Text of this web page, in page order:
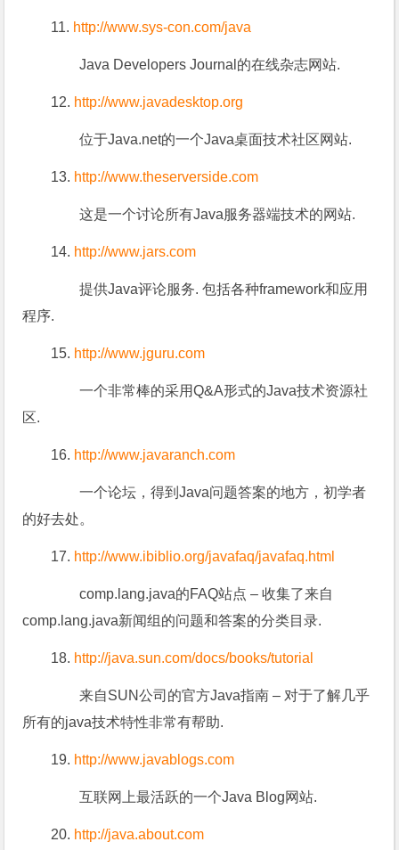
11. http://www.sys-con.com/java
Java Developers Journal的在线杂志网站.
12. http://www.javadesktop.org
位于Java.net的一个Java桌面技术社区网站.
13. http://www.theserverside.com
这是一个讨论所有Java服务器端技术的网站.
14. http://www.jars.com
提供Java评论服务. 包括各种framework和应用
程序.
15. http://www.jguru.com
一个非常棒的采用Q&A形式的Java技术资源社
区.
16. http://www.javaranch.com
一个论坛，得到Java问题答案的地方，初学者
的好去处。
17. http://www.ibiblio.org/javafaq/javafaq.html
comp.lang.java的FAQ站点 – 收集了来自
comp.lang.java新闻组的问题和答案的分类目录.
18. http://java.sun.com/docs/books/tutorial
来自SUN公司的官方Java指南 – 对于了解几乎
所有的java技术特性非常有帮助.
19. http://www.javablogs.com
互联网上最活跃的一个Java Blog网站.
20. http://java.about.com